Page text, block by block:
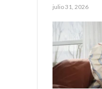
julio 31, 2026